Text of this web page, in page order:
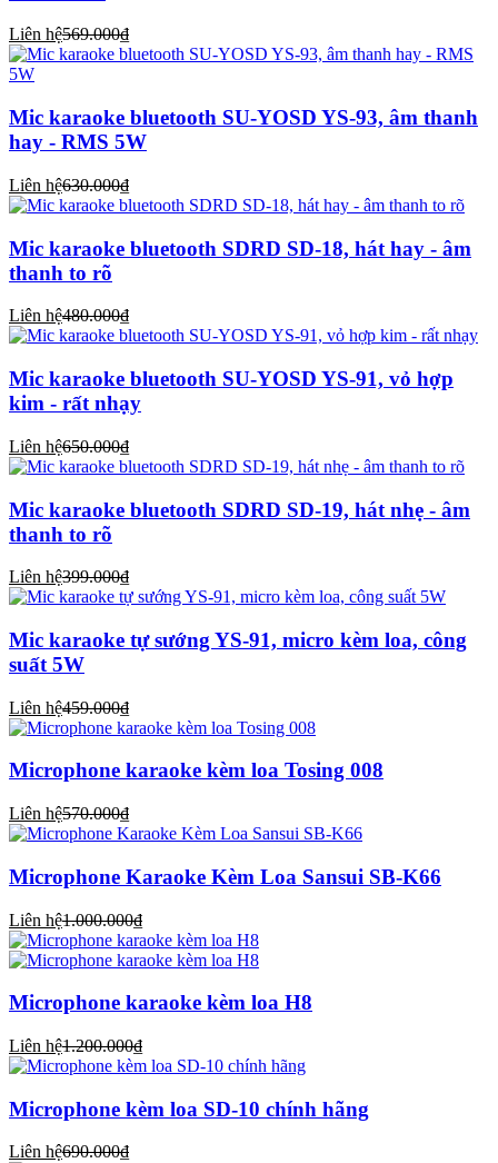
Liên hệ569.000₫
Mic karaoke bluetooth SU-YOSD YS-93, âm thanh
hay - RMS 5W
Liên hệ630.000₫
Mic karaoke bluetooth SDRD SD-18, hát hay - âm
thanh to rõ
Liên hệ480.000₫
Mic karaoke bluetooth SU-YOSD YS-91, vỏ hợp
kim - rất nhạy
Liên hệ650.000₫
Mic karaoke bluetooth SDRD SD-19, hát nhẹ - âm
thanh to rõ
Liên hệ399.000₫
Mic karaoke tự sướng YS-91, micro kèm loa, công
suất 5W
Liên hệ459.000₫
Microphone karaoke kèm loa Tosing 008
Liên hệ570.000₫
Microphone Karaoke Kèm Loa Sansui SB-K66
Liên hệ1.000.000₫
Microphone karaoke kèm loa H8
Liên hệ1.200.000₫
Microphone kèm loa SD-10 chính hãng
Liên hệ690.000₫